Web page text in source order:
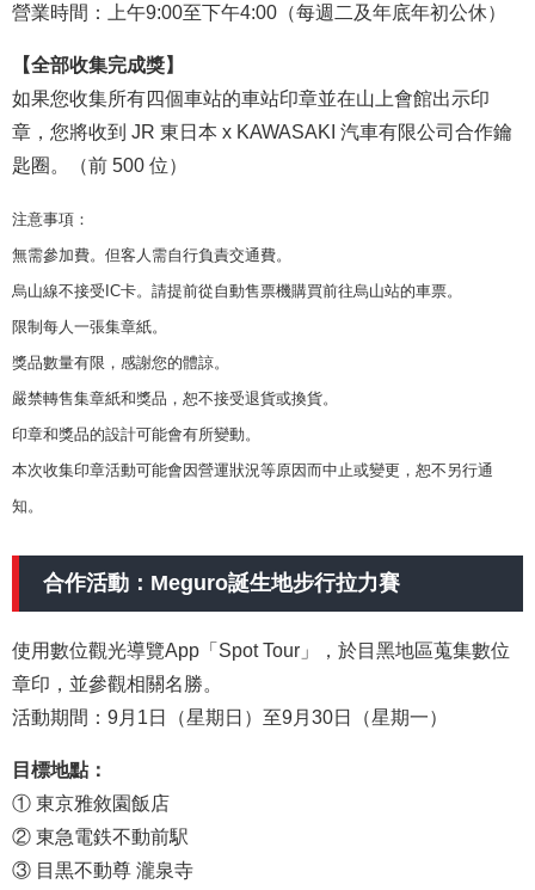
營業時間：上午9:00至下午4:00（每週二及年底年初公休）
【全部收集完成獎】
如果您收集所有四個車站的車站印章並在山上會館出示印
章，您將收到 JR 東日本 x KAWASAKI 汽車有限公司合作鑰
匙圈。（前 500 位）
注意事項：
無需參加費。但客人需自行負責交通費。
烏山線不接受IC卡。請提前從自動售票機購買前往烏山站的車票。
限制每人一張集章紙。
獎品數量有限，感謝您的體諒。
嚴禁轉售集章紙和獎品，恕不接受退貨或換貨。
印章和獎品的設計可能會有所變動。
本次收集印章活動可能會因營運狀況等原因而中止或變更，恕不另行通
知。
合作活動：Meguro誕生地步行拉力賽
使用數位觀光導覽App「Spot Tour」，於目黑地區蒐集數位
章印，並參觀相關名勝。
活動期間：9月1日（星期日）至9月30日（星期一）
目標地點：
① 東京雅敘園飯店
② 東急電鉄不動前駅
③ 目黒不動尊 瀧泉寺